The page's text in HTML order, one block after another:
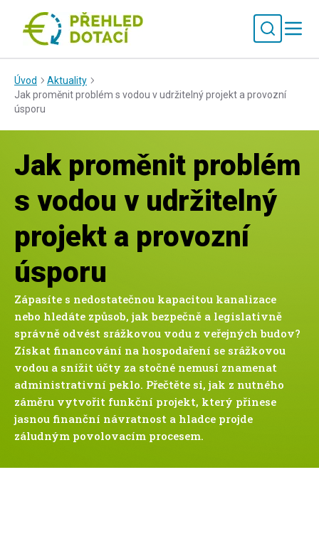
Úvod
Aktuality
Jak proměnit problém s vodou v udržitelný projekt a provozní
úsporu
Jak proměnit problém
s vodou v udržitelný
projekt a provozní
úsporu
Zápasíte s nedostatečnou kapacitou kanalizace
nebo hledáte způsob, jak bezpečně a legislativně
správně odvést srážkovou vodu z veřejných budov?
Získat financování na hospodaření se srážkovou
vodou a snížit účty za stočné nemusí znamenat
administrativní peklo. Přečtěte si, jak z nutného
záměru vytvořit funkční projekt, který přinese
jasnou finanční návratnost a hladce projde
záludným povolovacím procesem.